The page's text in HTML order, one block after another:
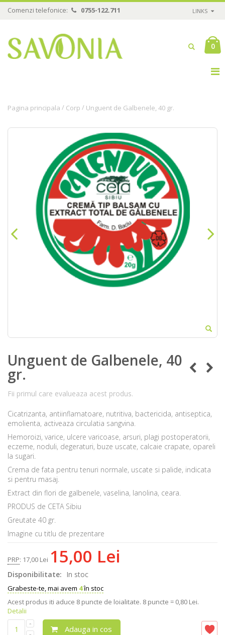
Comenzi telefonice: 0755-122.711 LINKS
0
Pagina principala / Corp / Unguent de Galbenele, 40 gr.
Unguent de Galbenele, 40
gr.
Fii primul care evalueaza acest produs.
Cicatrizanta, antiinflamatoare, nutritiva, bactericida, antiseptica,
emolienta, activeaza circulatia sangvina.
Hemoroizi, varice, ulcere varicoase, arsuri, plagi postoperatorii,
eczeme, noduli, degeraturi, buze uscate, calcaie crapate, opareli
la sugari.
Crema de fata pentru tenuri normale, uscate si palide, indicata
si pentru masaj.
Extract din flori de galbenele, vaselina, lanolina, ceara.
PRODUS de CETA Sibiu
Greutate 40 gr.
Imagine cu titlu de prezentare
PRP: 17,00 Lei 15,00 Lei
Disponibilitate: In stoc
Grabeste-te, mai avem 4în stoc
Acest produs iti aduce 8 puncte de loialitate. 8 puncte = 0,80 Lei.
Detalii
Adauga in cos